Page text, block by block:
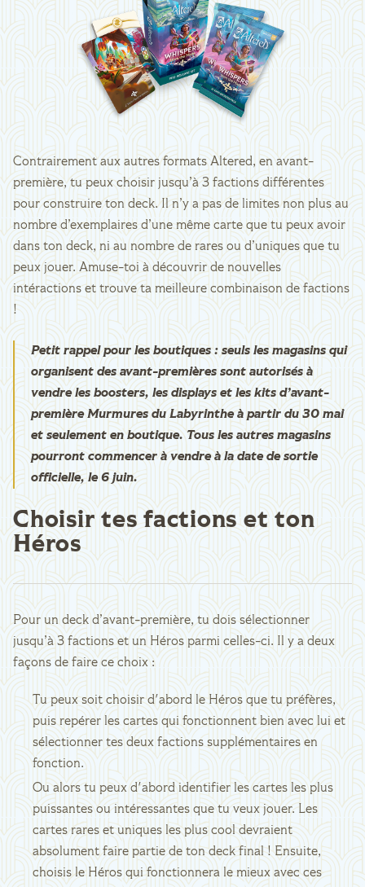
Contrairement aux autres formats Altered, en avant-
première, tu peux choisir jusqu’à 3 factions différentes
pour construire ton deck. Il n’y a pas de limites non plus au
nombre d’exemplaires d’une même carte que tu peux avoir
dans ton deck, ni au nombre de rares ou d’uniques que tu
peux jouer. Amuse-toi à découvrir de nouvelles
intéractions et trouve ta meilleure combinaison de factions
!
Petit rappel pour les boutiques : seuls les magasins qui
organisent des avant-premières sont autorisés à
vendre les boosters, les displays et les kits d’avant-
première Murmures du Labyrinthe à partir du 30 mai
et seulement en boutique. Tous les autres magasins
pourront commencer à vendre à la date de sortie
officielle, le 6 juin.
Choisir tes factions et ton
Héros
Pour un deck d’avant-première, tu dois sélectionner
jusqu’à 3 factions et un Héros parmi celles-ci. Il y a deux
façons de faire ce choix :
Tu peux soit choisir d'abord le Héros que tu préfères,
puis repérer les cartes qui fonctionnent bien avec lui et
sélectionner tes deux factions supplémentaires en
fonction.
Ou alors tu peux d'abord identifier les cartes les plus
puissantes ou intéressantes que tu veux jouer. Les
cartes rares et uniques les plus cool devraient
absolument faire partie de ton deck final ! Ensuite,
choisis le Héros qui fonctionnera le mieux avec ces